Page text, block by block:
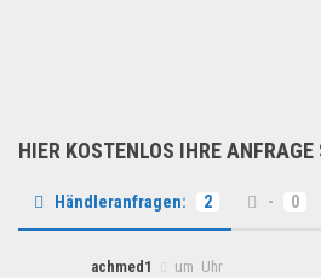
HIER KOSTENLOS IHRE
Händleranfragen: 2 - 0
achmed1
um Uhr